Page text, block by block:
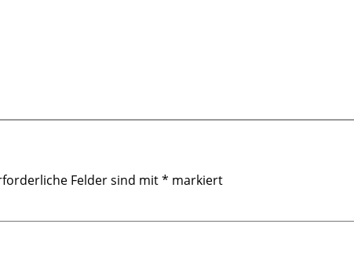
Felder sind mit* markiert